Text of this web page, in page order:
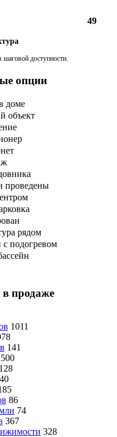
49
шаговой доступности.
опции
доме
объект
рядом
подогревом
продаже
1011
141
500
86
74
367
328